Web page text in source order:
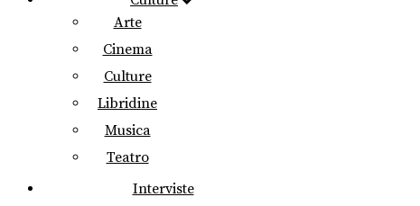
Arte
Cinema
Culture
Libridine
Musica
Teatro
Interviste